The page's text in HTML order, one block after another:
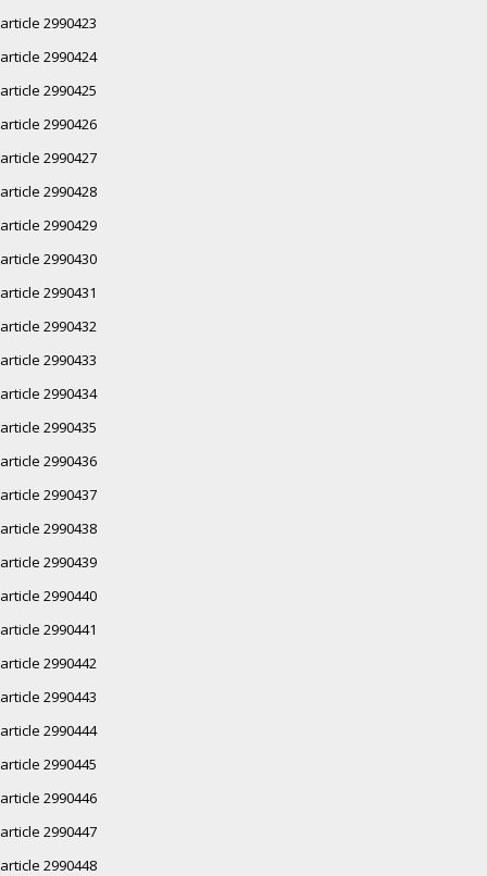
article 2990423
article 2990424
article 2990425
article 2990426
article 2990427
article 2990428
article 2990429
article 2990430
article 2990431
article 2990432
article 2990433
article 2990434
article 2990435
article 2990436
article 2990437
article 2990438
article 2990439
article 2990440
article 2990441
article 2990442
article 2990443
article 2990444
article 2990445
article 2990446
article 2990447
article 2990448